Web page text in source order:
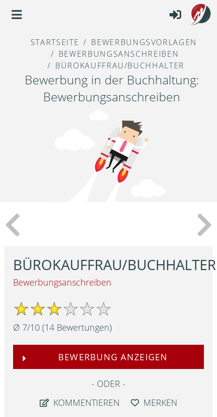
STARTSEITE
BEWERBUNGSVORLAGEN
BEWERBUNGSANSCHREIBEN
BÜROKAUFFRAU/BUCHHALTER
Bewerbung in der Buchhaltung:
Bewerbungsanschreiben
BÜROKAUFFRAU/BUCHHALTER
Bewerbungsanschreiben
Ø 7/10 (14 Bewertungen)
BEWERBUNG ANZEIGEN
ODER
KOMMENTIEREN
MERKEN